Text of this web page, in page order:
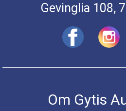
Gevinglia 108,
Om Gytis